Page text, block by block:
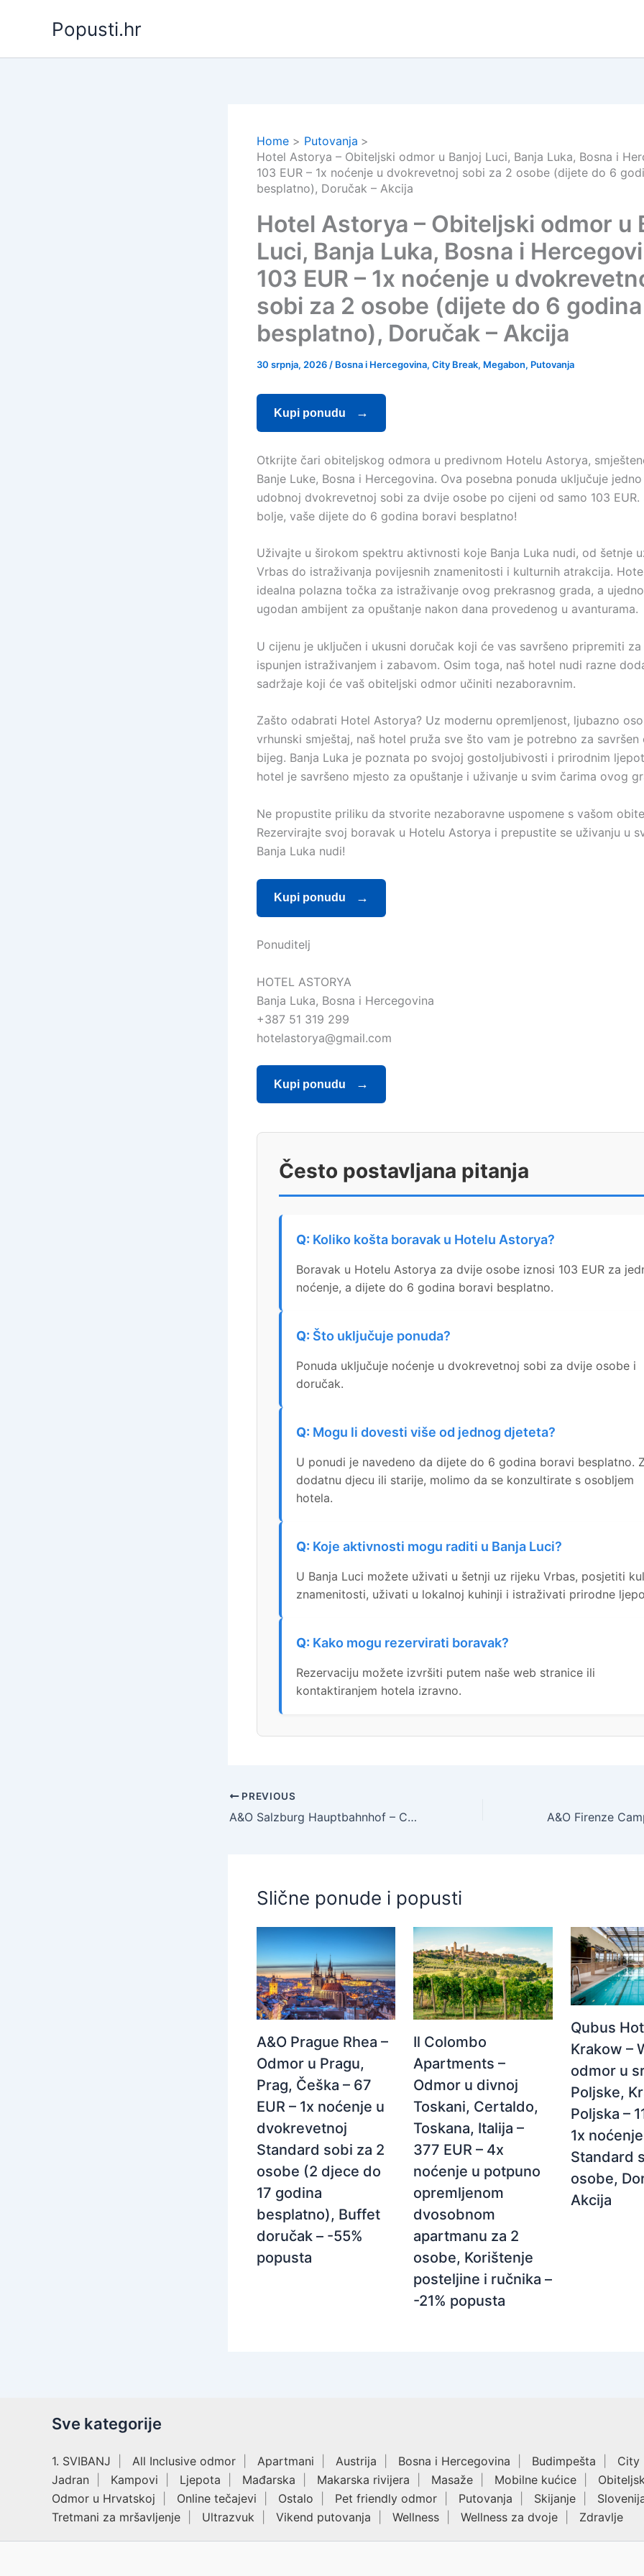
Popusti.hr
Home
Putovanja
Hotel Astorya – Obiteljski odmor u Banjoj Luci, Banja Luka, Bosna i
103 EUR – 1x noćenje u dvokrevetnoj sobi za 2 osobe (dijete do 6
besplatno), Doručak – Akcija
Hotel Astorya – Obiteljski odmor u
Luci, Banja Luka, Bosna i
103 EUR – 1x noćenje u
sobi za 2 osobe (dijete do 6 godina
besplatno), Doručak – Akcija
30 srpnja, 2026 / Bosna i Hercegovina, City Break, Megabon, Putovanja
Kupi ponudu
Otkrijte čari obiteljskog odmora u predivnom Hotelu Astorya,
Banje Luke, Bosna i Hercegovina. Ova posebna ponuda uključuje
udobnoj dvokrevetnoj sobi za dvije osobe po cijeni od samo 103 EUR.
bolje, vaše dijete do 6 godina boravi besplatno!
Uživajte u širokom spektru aktivnosti koje Banja Luka nudi, od šetnje
Vrbas do istraživanja povijesnih znamenitosti i kulturnih atrakcija.
idealna polazna točka za istraživanje ovog prekrasnog grada, a
ugodan ambijent za opuštanje nakon dana provedenog u avanturama.
U cijenu je uključen i ukusni doručak koji će vas savršeno pripremiti
ispunjen istraživanjem i zabavom. Osim toga, naš hotel nudi razne
sadržaje koji će vaš obiteljski odmor učiniti nezaboravnim.
Zašto odabrati Hotel Astorya? Uz modernu opremljenost, ljubazno
vrhunski smještaj, naš hotel pruža sve što vam je potrebno za
bijeg. Banja Luka je poznata po svojoj gostoljubivosti i prirodnim
hotel je savršeno mjesto za opuštanje i uživanje u svim čarima ovog
Ne propustite priliku da stvorite nezaboravne uspomene s vašom
Rezervirajte svoj boravak u Hotelu Astorya i prepustite se uživanju u
Banja Luka nudi!
Kupi ponudu
Ponuditelj
HOTEL ASTORYA
Banja Luka, Bosna i Hercegovina
+387 51 319 299
hotelastorya@gmail.com
Kupi ponudu
Često postavljana pitanja
Koliko košta boravak u Hotelu Astorya?
Boravak u Hotelu Astorya za dvije osobe iznosi 103 EUR za
noćenje, a dijete do 6 godina boravi besplatno.
Što uključuje ponuda?
Ponuda uključuje noćenje u dvokrevetnoj sobi za dvije osobe i
doručak.
Mogu li dovesti više od jednog djeteta?
U ponudi je navedeno da dijete do 6 godina boravi besplatno.
dodatnu djecu ili starije, molimo da se konzultirate s osobljem
hotela.
Koje aktivnosti mogu raditi u Banja Luci?
U Banja Luci možete uživati u šetnji uz rijeku Vrbas, posjetiti
znamenitosti, uživati u lokalnoj kuhinji i istraživati prirodne
Kako mogu rezervirati boravak?
Rezervaciju možete izvršiti putem naše web stranice ili
kontaktiranjem hotela izravno.
PREVIOUS
A&O Salzburg Hauptbahnhof – City break u centru Salzburga, Salzburg , Austrija – 134 EUR – 2x noćenje u dvokrevetnoj Standard sobi ili obiteljskoj sobi za 2 osobe (2 djece do 17 godina besplatno), Buffet doručak – -55% popusta
Slične ponude i popusti
A&O Prague Rhea –
Odmor u Pragu,
Prag, Češka – 67
EUR – 1x noćenje u
dvokrevetnoj
Standard sobi za 2
osobe (2 djece do
17 godina
besplatno), Buffet
doručak – -55%
popusta
Il Colombo
Apartments –
Odmor u divnoj
Toskani, Certaldo,
Toskana, Italija –
377 EUR – 4x
noćenje u potpuno
opremljenom
dvosobnom
apartmanu za 2
osobe, Korištenje
posteljine i ručnika –
-21% popusta
Qubus
Krakow –
odmor u
Poljske,
Poljska –
1x
Standard
osobe,
Akcija
Sve kategorije
1. SVIBANJ All Inclusive odmor Apartmani Austrija Bosna i Hercegovina Budimpešta
City
Jadran
Kampovi Ljepota Mađarska Makarska rivijera Masaže Mobilne kućice
Odmor u Hrvatskoj
Online tečajevi Ostalo Pet friendly odmor Putovanja Skijanje
Tretmani za mršavljenje
Ultrazvuk Vikend putovanja Wellness Wellness za dvoje Zdravlje